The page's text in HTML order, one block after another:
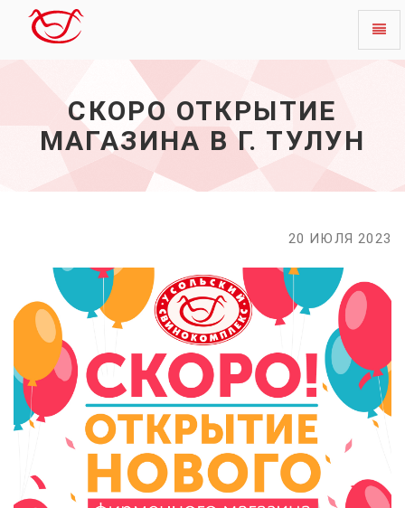
Тулун
СКОРО ОТКРЫТИЕ
МАГАЗИНА В Г. ТУЛУН
20 ИЮЛЯ 2023